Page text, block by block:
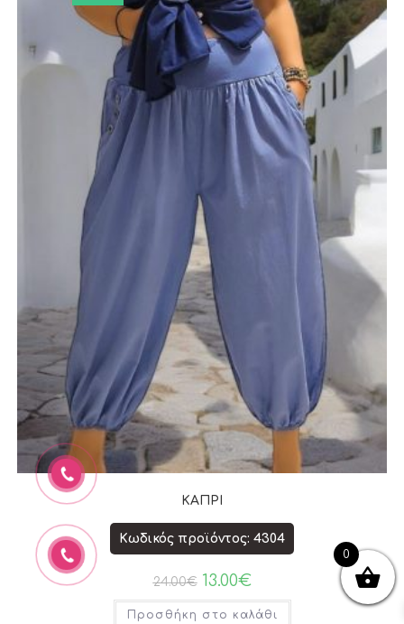
ΚΑΠΡΙ
Κωδικός προϊόντος: 4304
24.00€ 13.00€
Προσθήκη στο καλάθι
0